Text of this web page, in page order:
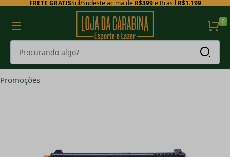
FRETE GRÁTISSul/Sudeste acima de R$399e Brasil R$1.199
0
Promoções